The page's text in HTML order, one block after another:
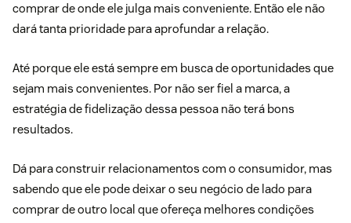
comprar de onde ele julga mais conveniente. Então ele não
dará tanta prioridade para aprofundar a relação.
Até porque ele está sempre em busca de oportunidades que
sejam mais convenientes. Por não ser fiel a marca, a
estratégia de fidelização dessa pessoa não terá bons
resultados.
Dá para construir relacionamentos com o consumidor, mas
sabendo que ele pode deixar o seu negócio de lado para
comprar de outro local que ofereça melhores condições